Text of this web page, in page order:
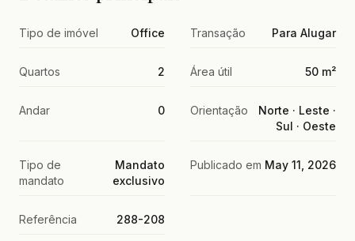
Tipo de imóvel Office Transação Para Alugar
Quartos 2 Área útil 50 m²
Andar 0 Orientação
Norte · Leste ·
Sul · Oeste
Tipo de
mandato
Mandato
exclusivo
Publicado em May 11, 2026
Referência 288-208